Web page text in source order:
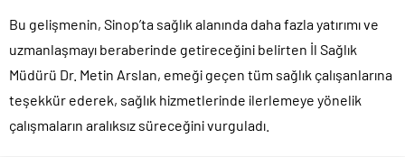
Bu gelişmenin, Sinop’ta sağlık alanında daha fazla yatırımı ve
uzmanlaşmayı beraberinde getireceğini belirten İl Sağlık
Müdürü Dr. Metin Arslan, emeği geçen tüm sağlık çalışanlarına
teşekkür ederek, sağlık hizmetlerinde ilerlemeye yönelik
çalışmaların aralıksız süreceğini vurguladı.